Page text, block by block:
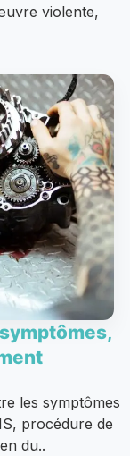
violente,
les symptômes
procédure de
du..